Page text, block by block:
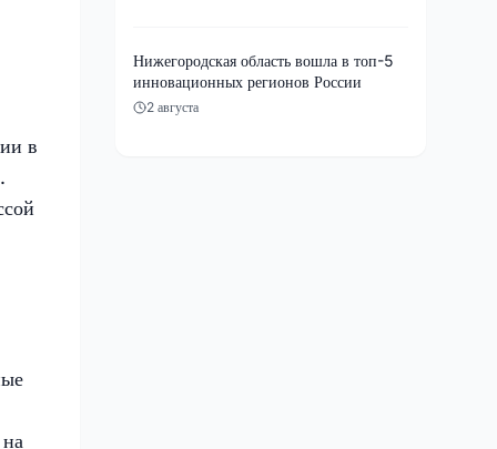
в
Нижегородская область вошла в топ-5
инновационных регионов России
2 августа